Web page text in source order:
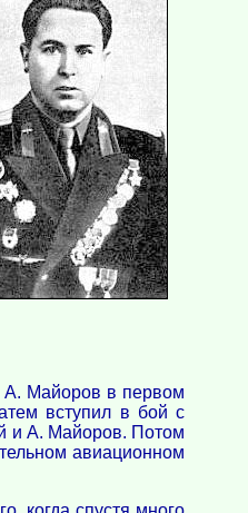
А. Майоров в первом
вступил в бой с
и А. Майоров. Потом
авиационном